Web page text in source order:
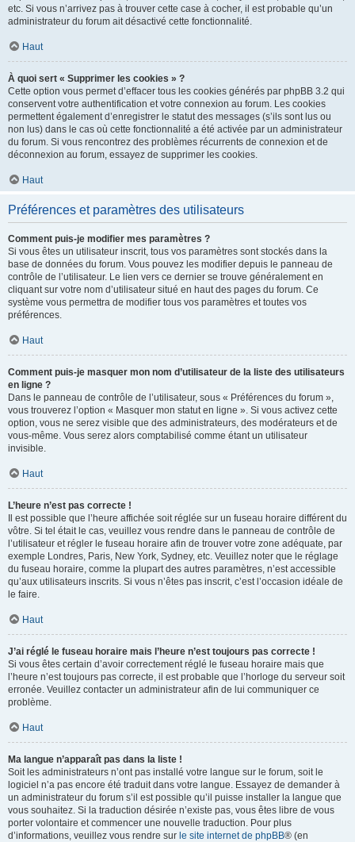
etc. Si vous n’arrivez pas à trouver cette case à cocher, il est probable qu’un
administrateur du forum ait désactivé cette fonctionnalité.
Haut
À quoi sert « Supprimer les cookies » ?
Cette option vous permet d’effacer tous les cookies générés par phpBB 3.2 qui
conservent votre authentification et votre connexion au forum. Les cookies
permettent également d’enregistrer le statut des messages (s’ils sont lus ou
non lus) dans le cas où cette fonctionnalité a été activée par un administrateur
du forum. Si vous rencontrez des problèmes récurrents de connexion et de
déconnexion au forum, essayez de supprimer les cookies.
Haut
Préférences et paramètres des utilisateurs
Comment puis-je modifier mes paramètres ?
Si vous êtes un utilisateur inscrit, tous vos paramètres sont stockés dans la
base de données du forum. Vous pouvez les modifier depuis le panneau de
contrôle de l’utilisateur. Le lien vers ce dernier se trouve généralement en
cliquant sur votre nom d’utilisateur situé en haut des pages du forum. Ce
système vous permettra de modifier tous vos paramètres et toutes vos
préférences.
Haut
Comment puis-je masquer mon nom d’utilisateur de la liste des utilisateurs
en ligne ?
Dans le panneau de contrôle de l’utilisateur, sous « Préférences du forum »,
vous trouverez l’option « Masquer mon statut en ligne ». Si vous activez cette
option, vous ne serez visible que des administrateurs, des modérateurs et de
vous-même. Vous serez alors comptabilisé comme étant un utilisateur
invisible.
Haut
L’heure n’est pas correcte !
Il est possible que l’heure affichée soit réglée sur un fuseau horaire différent du
vôtre. Si tel était le cas, veuillez vous rendre dans le panneau de contrôle de
l’utilisateur et régler le fuseau horaire afin de trouver votre zone adéquate, par
exemple Londres, Paris, New York, Sydney, etc. Veuillez noter que le réglage
du fuseau horaire, comme la plupart des autres paramètres, n’est accessible
qu’aux utilisateurs inscrits. Si vous n’êtes pas inscrit, c’est l’occasion idéale de
le faire.
Haut
J’ai réglé le fuseau horaire mais l’heure n’est toujours pas correcte !
Si vous êtes certain d’avoir correctement réglé le fuseau horaire mais que
l’heure n’est toujours pas correcte, il est probable que l’horloge du serveur soit
erronée. Veuillez contacter un administrateur afin de lui communiquer ce
problème.
Haut
Ma langue n’apparaît pas dans la liste !
Soit les administrateurs n’ont pas installé votre langue sur le forum, soit le
logiciel n’a pas encore été traduit dans votre langue. Essayez de demander à
un administrateur du forum s’il est possible qu’il puisse installer la langue que
vous souhaitez. Si la traduction désirée n’existe pas, vous êtes libre de vous
porter volontaire et commencer une nouvelle traduction. Pour plus
d’informations, veuillez vous rendre sur le site internet de phpBB® (en